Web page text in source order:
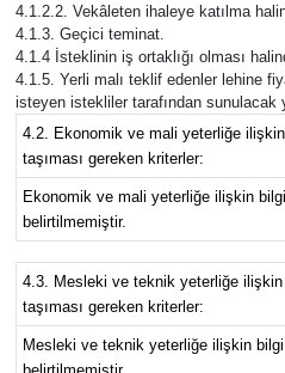
4.1.2.2. Vekâleten ihaleye katılma
4.1.3. Geçici teminat.
4.1.4 İsteklinin iş ortaklığı olması
4.1.5. Yerli malı teklif edenler lehine
isteyen istekliler tarafından sunulacak
4.2. Ekonomik ve mali yeterliğe
taşıması gereken kriterler:
Ekonomik ve mali yeterliğe ilişkin
belirtilmemiştir.
4.3. Mesleki ve teknik yeterliğe ilişkin
taşıması gereken kriterler:
Mesleki ve teknik yeterliğe ilişkin